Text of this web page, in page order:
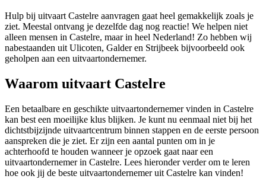
Hulp bij uitvaart Castelre aanvragen gaat heel gemakkelijk zoals je
ziet. Meestal ontvang je dezelfde dag nog reactie! We helpen niet
alleen mensen in Castelre, maar in heel Nederland! Zo hebben wij
nabestaanden uit Ulicoten, Galder en Strijbeek bijvoorbeeld ook
geholpen aan een uitvaartondernemer.
Waarom uitvaart Castelre
Een betaalbare en geschikte uitvaartondernemer vinden in Castelre
kan best een moeilijke klus blijken. Je kunt nu eenmaal niet bij het
dichtstbijzijnde uitvaartcentrum binnen stappen en de eerste persoon
aanspreken die je ziet. Er zijn een aantal punten om in je
achterhoofd te houden wanneer je opzoek gaat naar een
uitvaartondernemer in Castelre. Lees hieronder verder om te leren
hoe ook jij de beste uitvaartondernemer uit Castelre kan vinden!